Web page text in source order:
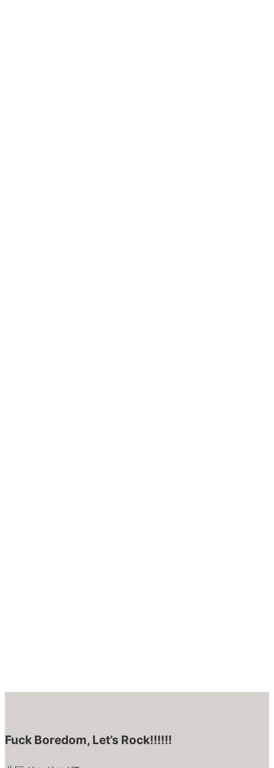
Fuck Boredom, Let’s Rock!!!!!!